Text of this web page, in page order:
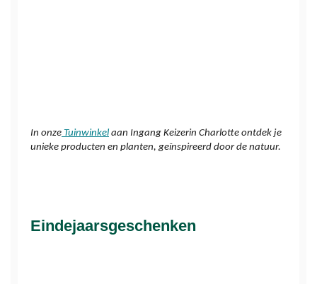
In onze Tuinwinkel aan Ingang Keizerin Charlotte ontdek je
unieke producten en planten, geïnspireerd door de natuur.
Eindejaarsgeschenken